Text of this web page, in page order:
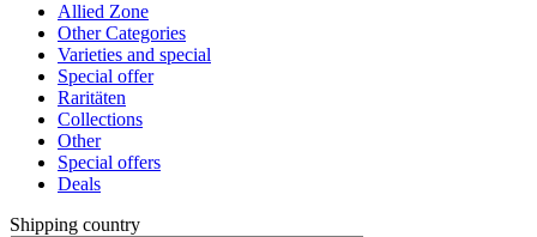
Allied Zone
Other Categories
Varieties and special
Special offer
Raritäten
Collections
Other
Special offers
Deals
Shipping country